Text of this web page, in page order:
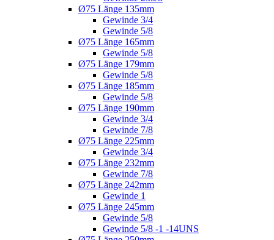
Ø75 Länge 135mm
Gewinde 3/4
Gewinde 5/8
Ø75 Länge 165mm
Gewinde 5/8
Ø75 Länge 179mm
Gewinde 5/8
Ø75 Länge 185mm
Gewinde 5/8
Ø75 Länge 190mm
Gewinde 3/4
Gewinde 7/8
Ø75 Länge 225mm
Gewinde 3/4
Ø75 Länge 232mm
Gewinde 7/8
Ø75 Länge 242mm
Gewinde 1
Ø75 Länge 245mm
Gewinde 5/8
Gewinde 5/8 -1 -14UNS